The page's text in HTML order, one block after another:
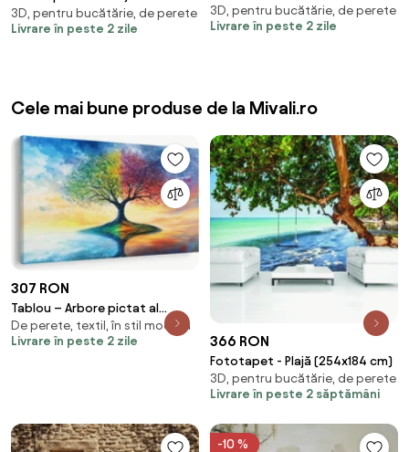
(147x102 cm)
3D, pentru bucătărie, de perete
Livrare în peste 2 zile
(147x102 cm)
3D, pentru bucătărie, de perete
Livrare în peste 2 zile
Cele mai bune produse de la Mivali.ro
307 RON
Tablou – Arbore pictat al
anotimpurilor (90x60 cm)
De perete, textil, în stil modern
Livrare în peste 2 zile
366 RON
Fototapet - Plajă (254x184 cm)
3D, pentru bucătărie, de perete
Livrare în peste 2 săptămâni
-10 %